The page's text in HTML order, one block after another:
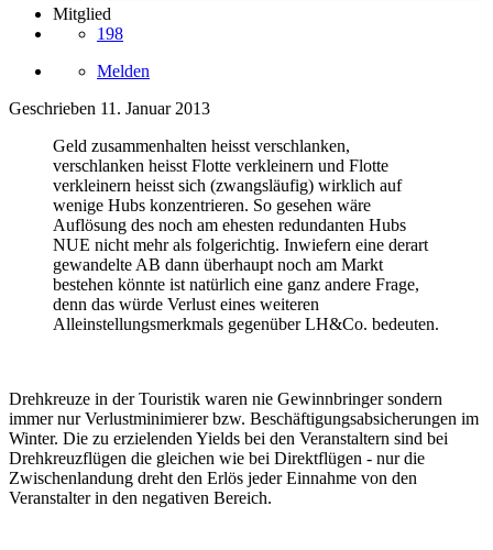
Mitglied
198
Melden
Geschrieben 11. Januar 2013
Geld zusammenhalten heisst verschlanken,
verschlanken heisst Flotte verkleinern und Flotte
verkleinern heisst sich (zwangsläufig) wirklich auf
wenige Hubs konzentrieren. So gesehen wäre
Auflösung des noch am ehesten redundanten Hubs
NUE nicht mehr als folgerichtig. Inwiefern eine derart
gewandelte AB dann überhaupt noch am Markt
bestehen könnte ist natürlich eine ganz andere Frage,
denn das würde Verlust eines weiteren
Alleinstellungsmerkmals gegenüber LH&Co. bedeuten.
Drehkreuze in der Touristik waren nie Gewinnbringer sondern
immer nur Verlustminimierer bzw. Beschäftigungsabsicherungen im
Winter. Die zu erzielenden Yields bei den Veranstaltern sind bei
Drehkreuzflügen die gleichen wie bei Direktflügen - nur die
Zwischenlandung dreht den Erlös jeder Einnahme von den
Veranstalter in den negativen Bereich.